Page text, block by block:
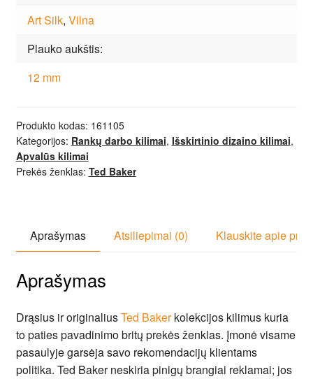
Art Silk, Vilna
Plauko aukštis
12 mm
Produkto kodas: 161105
Kategorijos: Rankų darbo kilimai, Išskirtinio dizaino kilimai,
Apvalūs kilimai
Prekės ženklas: Ted Baker
Aprašymas Atsiliepimai (0) Klauskite apie
Aprašymas
Drąsius ir originaliusTed Bakerkolekcijos kilimus kuria
to paties pavadinimo britų prekės ženklas. Įmonė visame
pasaulyje garsėja savo rekomendacijų klientams
politika. Ted Baker neskiria pinigų brangiai reklamai; jos